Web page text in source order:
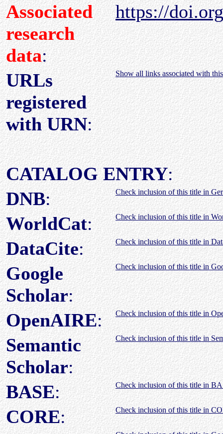
Associated
research
data:
https://
URLs
registered
with URN:
Show all links associated with
CATALOG ENTRY:
DNB: Check inclusion of this title in
WorldCat: Check inclusion of this title in
DataCite: Check inclusion of this title in
Google
Scholar:
Check inclusion of this title in
OpenAIRE: Check inclusion of this title in
Semantic
Scholar:
Check inclusion of this title in
BASE: Check inclusion of this title in
CORE: Check inclusion of this title in